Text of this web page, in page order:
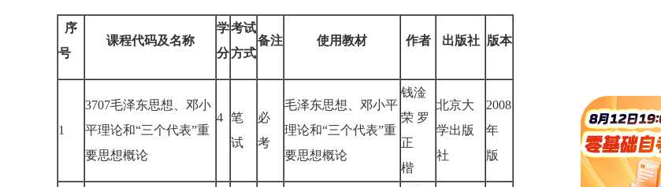
序
号
课程代码及名称
学
分
考试
方式
备注 使用教材 作者 出版社 版本
1
3707毛泽东思想、邓小
平理论和“三个代表”重
要思想概论
4 笔
试
必
考
毛泽东思想、邓小平
理论和“三个代表”重
要思想概论
钱淦
荣 罗
正
楷
北京大
学出版
社
2008
年
版